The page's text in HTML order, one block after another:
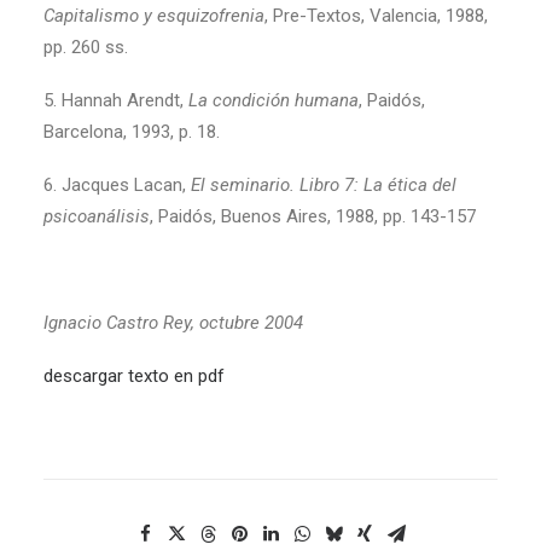
Capitalismo y esquizofrenia, Pre-Textos, Valencia, 1988,
pp. 260 ss.
5. Hannah Arendt, La condición humana, Paidós,
Barcelona, 1993, p. 18.
6. Jacques Lacan, El seminario. Libro 7: La ética del
psicoanálisis, Paidós, Buenos Aires, 1988, pp. 143-157
Ignacio Castro Rey, octubre 2004
descargar texto en pdf